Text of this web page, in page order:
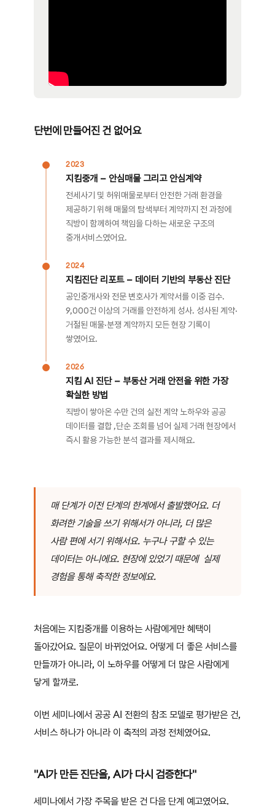
단번에 만들어진 건 없어요
2023
지킴중개 — 안심매물 그리고 안심계약
전세사기 및 허위매물로부터 안전한 거래 환경을
제공하기 위해 매물의 탐색부터 계약까지 전 과정에
직방이 함께하여 책임을 다하는 새로운 구조의
중개서비스였어요.
2024
지킴진단 리포트 — 데이터 기반의 부동산 진단
공인중개사와 전문 변호사가 계약서를 이중 검수.
9,000건 이상의 거래를 안전하게 성사. 성사된 계약·
거절된 매물·분쟁 계약까지 모든 현장 기록이
쌓였어요.
2026
지킴 AI 진단 — 부동산 거래 안전을 위한 가장
확실한 방법
직방이 쌓아온 수만 건의 실전 계약 노하우와 공공
데이터를 결합 ,단순 조회를 넘어 실제 거래 현장에서
즉시 활용 가능한 분석 결과를 제시해요.
매 단계가 이전 단계의 한계에서 출발했어요. 더
화려한 기술을 쓰기 위해서가 아니라, 더 많은
사람 편에 서기 위해서요. 누구나 구할 수 있는
데이터는 아니에요. 현장에 있었기 때문에 실제
경험을 통해 축적한 정보에요.
처음에는 지킴중개를 이용하는 사람에게만 혜택이
돌아갔어요. 질문이 바뀌었어요. 어떻게 더 좋은 서비스를
만들까가 아니라, 이 노하우를 어떻게 더 많은 사람에게
닿게 할까로.
이번 세미나에서 공공 AI 전환의 참조 모델로 평가받은 건,
서비스 하나가 아니라 이 축적의 과정 전체였어요.
"AI가 만든 진단을, AI가 다시 검증한다"
세미나에서 가장 주목을 받은 건 다음 단계 예고였어요.